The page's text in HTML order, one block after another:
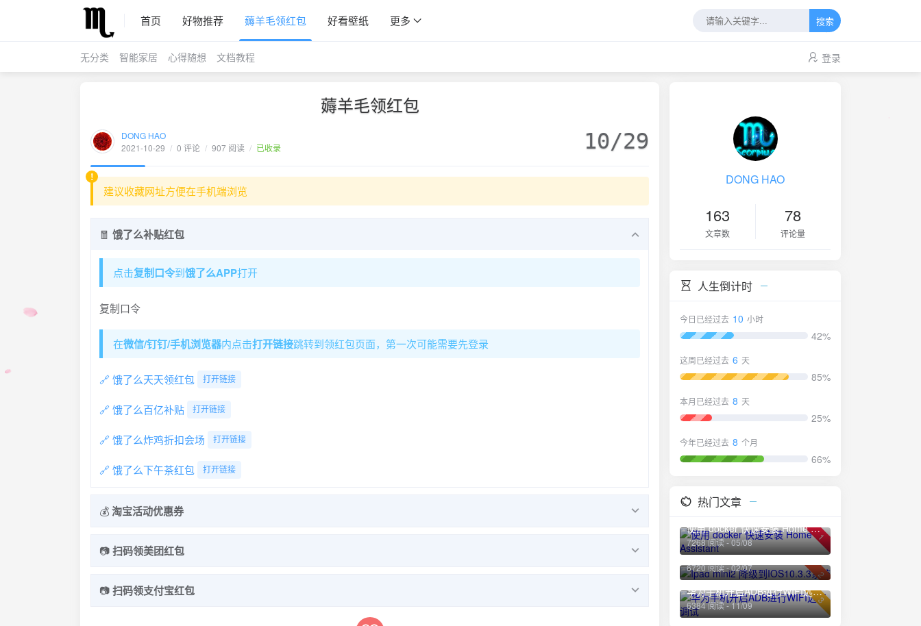
首页 好物推荐 薅羊毛领红包 好看壁纸 更多 搜索
无分类 智能家居 心得随想 文档教程 登录
薅羊毛领红包
DONG HAO
2021-10-29 / 0 评论 / 907 阅读 / 已收录 10/29
建议收藏网址方便在手机端浏览
🧧 饿了么补贴红包
点击复制口令到饿了么APP打开
复制口令
在微信/钉钉/手机浏览器内点击打开链接跳转到领红包页面，第一次可能需要先登录
🔗 饿了么天天领红包 打开链接
🔗 饿了么百亿补贴 打开链接
🔗 饿了么炸鸡折扣会场 打开链接
🔗 饿了么下午茶红包 打开链接
💰淘宝活动优惠券
点击复制口令到
🔑 双11超级红包主会场，每日可领多次
📷扫码领美团红包
📷扫码领支付宝红包
DONG HAO
163
文章数
78
评论量
人生倒计时
今日已经过去 10 小时
42%
这周已经过去 6 天
85%
本月已经过去 8 天
25%
今年已经过去 8 个月
66%
热门文章
1
使用 docker 快速安装 Home Assistant
7268 阅读 - 05/08
2
Ipad mini2 降级到IOS10.3.3系统
6720 阅读 - 02/07
3
华为手机开启ADB进行WIFI远程调试
6384 阅读 - 11/09